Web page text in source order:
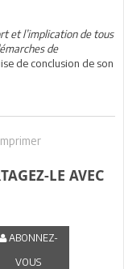
et l’implication de tous
de
de conclusion de son
LE AVEC
ABONNEZ-
VOUS